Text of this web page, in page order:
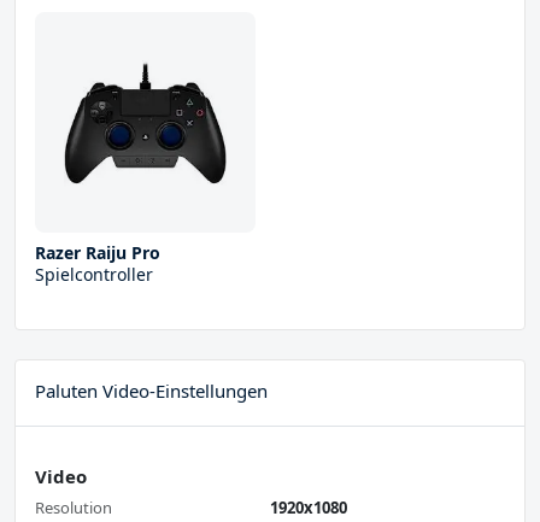
Razer Raiju Pro
Spielcontroller
Paluten Video-Einstellungen
Video
Resolution
1920x1080